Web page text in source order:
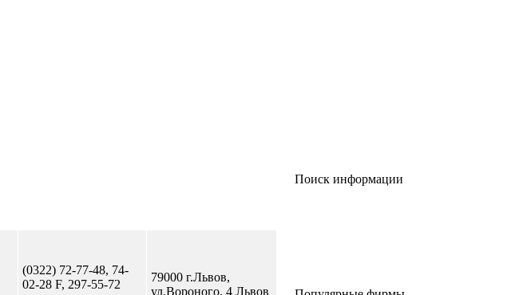
(0322) 72-77-48, 74-
02-28 F, 297-55-72
79000 г.Львов,
ул.Вороного, 4 Львов
Поиск информации